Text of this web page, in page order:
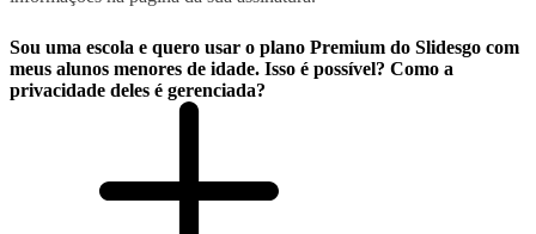
Sou uma escola e quero usar o plano Premium do Slidesgo com
meus alunos menores de idade. Isso é possível? Como a
privacidade deles é gerenciada?